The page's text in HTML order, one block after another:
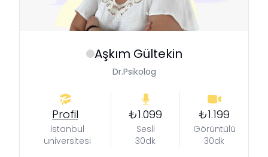
Aşkım Gültekin
Dr.Psikolog
Profil
İstanbul
universitesi
₺1.099
Sesli
30dk
₺1.199
Görüntülü
30dk